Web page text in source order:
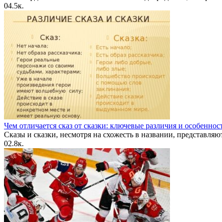
04.5к.
Чем отличается сказ от сказки: ключевые различия и
Сказы и сказки, несмотря на схожесть в названии,
02.8к.